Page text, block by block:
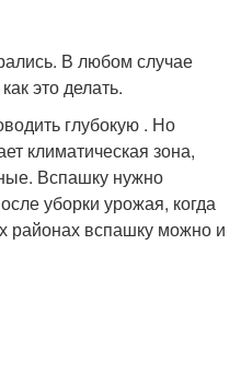
В любом случае
это делать.
глубокую . Но
климатическая зона,
Вспашку нужно
уборки урожая, когда
районах вспашку можно и